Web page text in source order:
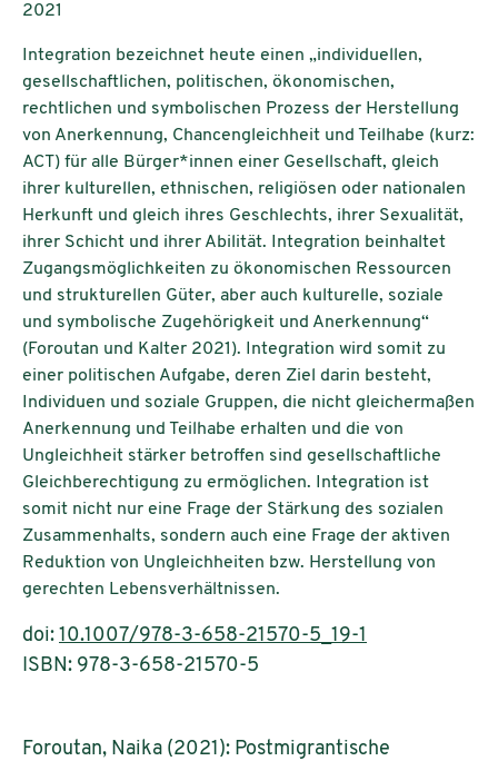
Publication year:
2021
Integration bezeichnet heute einen „individuellen,
gesellschaftlichen, politischen, ökonomischen,
rechtlichen und symbolischen Prozess der Herstellung
von Anerkennung, Chancengleichheit und Teilhabe (kurz:
ACT) für alle Bürger*innen einer Gesellschaft, gleich
ihrer kulturellen, ethnischen, religiösen oder nationalen
Herkunft und gleich ihres Geschlechts, ihrer Sexualität,
ihrer Schicht und ihrer Abilität. Integration beinhaltet
Zugangsmöglichkeiten zu ökonomischen Ressourcen
und strukturellen Güter, aber auch kulturelle, soziale
und symbolische Zugehörigkeit und Anerkennung“
(Foroutan und Kalter 2021). Integration wird somit zu
einer politischen Aufgabe, deren Ziel darin besteht,
Individuen und soziale Gruppen, die nicht gleichermaßen
Anerkennung und Teilhabe erhalten und die von
Ungleichheit stärker betroffen sind gesellschaftliche
Gleichberechtigung zu ermöglichen. Integration ist
somit nicht nur eine Frage der Stärkung des sozialen
Zusammenhalts, sondern auch eine Frage der aktiven
Reduktion von Ungleichheiten bzw. Herstellung von
gerechten Lebensverhältnissen.
doi: 10.1007/978-3-658-21570-5_19-1
ISBN: 978-3-658-21570-5
Foroutan, Naika (2021): Postmigrantische